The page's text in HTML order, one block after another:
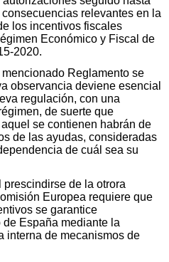
relevantes en la
los incentivos fiscales
Económico y Fiscal de
2020.
Reglamento se
observancia deviene esencial
regulación, con una
de suerte que
se contienen habrán de
de las ayudas, consideradas
de cuál sea su
prescindirse de la otrora
Europea requiere que
se garantice
España mediante la
interna de mecanismos de